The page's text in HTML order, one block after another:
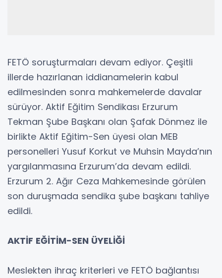
FETÖ soruşturmaları devam ediyor. Çeşitli
illerde hazırlanan iddianamelerin kabul
edilmesinden sonra mahkemelerde davalar
sürüyor. Aktif Eğitim Sendikası Erzurum
Tekman Şube Başkanı olan Şafak Dönmez ile
birlikte Aktif Eğitim-Sen üyesi olan MEB
personelleri Yusuf Korkut ve Muhsin Mayda’nın
yargılanmasına Erzurum’da devam edildi.
Erzurum 2. Ağır Ceza Mahkemesinde görülen
son duruşmada sendika şube başkanı tahliye
edildi.
AKTİF EĞİTİM-SEN ÜYELİĞİ
Meslekten ihraç kriterleri ve FETÖ bağlantısı